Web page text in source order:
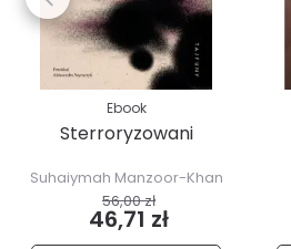
Ebook
Sterroryzowani
Suhaiymah Manzoor-Khan
56,00 zł
46,71 zł